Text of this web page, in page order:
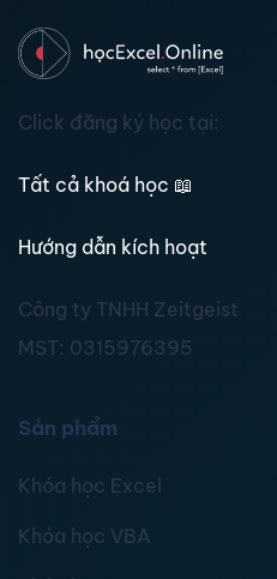
Click đăng ký học tại:
Tất cả khoá học 📖
Hướng dẫn kích hoạt
Công ty TNHH Zeitgeist
MST: 0315976395
Sản phẩm
Khóa học Excel
Khóa học VBA